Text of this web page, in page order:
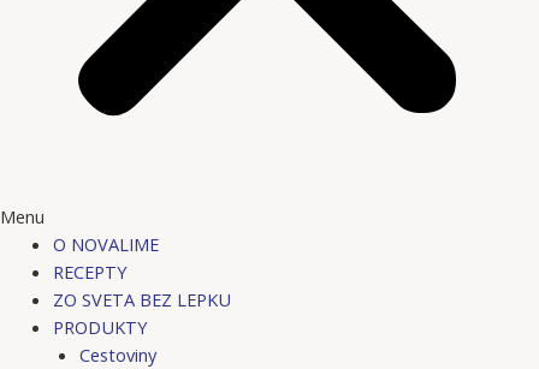
Menu
O NOVALIME
RECEPTY
ZO SVETA BEZ LEPKU
PRODUKTY
Cestoviny